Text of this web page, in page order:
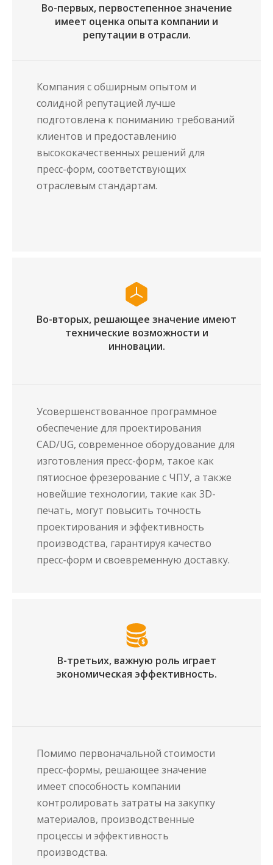
Во-первых, первостепенное значение
имеет оценка опыта компании и
репутации в отрасли.
Компания с обширным опытом и
солидной репутацией лучше
подготовлена ​​к пониманию требований
клиентов и предоставлению
высококачественных решений для
пресс-форм, соответствующих
отраслевым стандартам.
Во-вторых, решающее значение имеют
технические возможности и
инновации.
Усовершенствованное программное
обеспечение для проектирования
CAD/UG, современное оборудование для
изготовления пресс-форм, такое как
пятиосное фрезерование с ЧПУ, а также
новейшие технологии, такие как 3D-
печать, могут повысить точность
проектирования и эффективность
производства, гарантируя качество
пресс-форм и своевременную доставку.
В-третьих, важную роль играет
экономическая эффективность.
Помимо первоначальной стоимости
пресс-формы, решающее значение
имеет способность компании
контролировать затраты на закупку
материалов, производственные
процессы и эффективность
производства.